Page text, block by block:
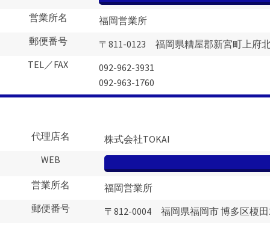
営業所名
福岡営業所
郵便番号
〒811-0123 福岡県糟屋郡新宮町上府
TEL／FAX
092-962-3931
092-963-1760
代理店名
株式会社TOKAI
WEB
営業所名
福岡営業所
郵便番号
〒812-0004 福岡県福岡市 博多区榎田